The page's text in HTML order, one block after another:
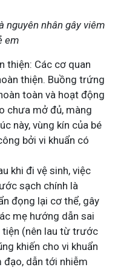
nguyên nhân gây viêm
em
thiện: Các cơ quan
thiện. Buồng trứng
toàn và hoạt động
chưa mở đủ, màng
này, vùng kín của bé
bởi vi khuẩn có
khi đi vệ sinh, việc
sạch chính là
đọng lại cơ thể, gây
mẹ hướng dẫn sai
(nên lau từ trước
khiến cho vi khuẩn
đạo, dẫn tới nhiễm